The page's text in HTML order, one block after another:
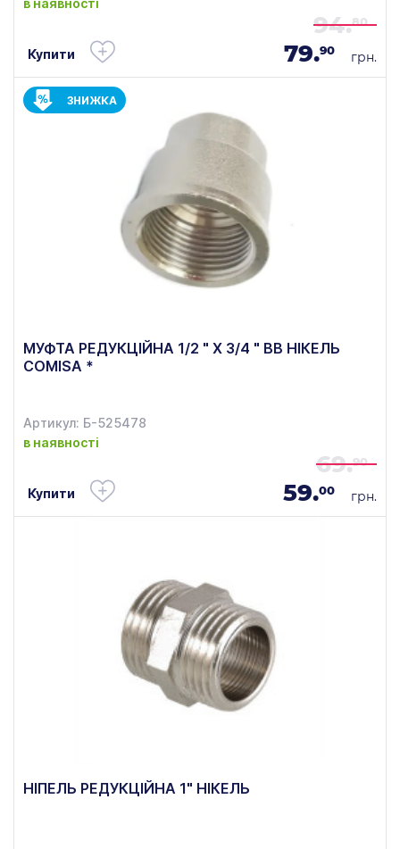
в наявності
94.80
Купити 79.90 грн.
ЗНИЖКА
МУФТА РЕДУКЦІЙНА 1/2 " Х 3/4 " ВВ НІКЕЛЬ
COMISA *
Артикул: Б-525478
в наявності
69.90
Купити 59.00 грн.
НІПЕЛЬ РЕДУКЦІЙНА 1" НІКЕЛЬ